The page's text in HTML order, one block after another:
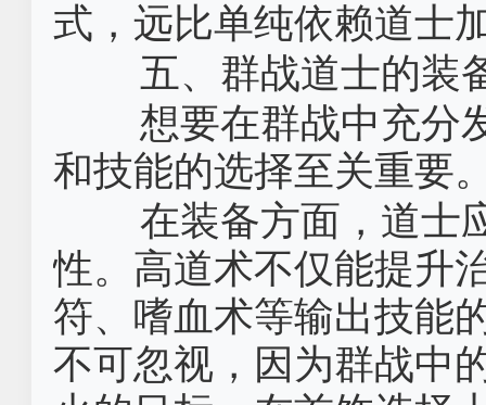
式，远比单纯依赖道士
五、群战道士的装
想要在群战中充分
和技能的选择至关重要
在装备方面，道士
性。高道术不仅能提升
符、嗜血术等输出技能
不可忽视，因为群战中